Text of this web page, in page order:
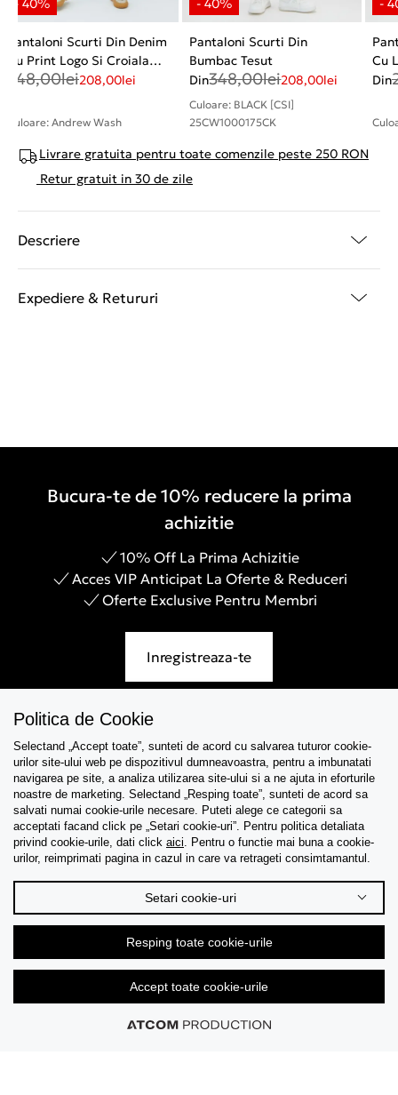
Pantaloni Scurti Din Denim
Cu Print Logo Si Croiala
Regulara
348,00lei208,00lei
Culoare: Andrew Wash
Pantaloni Scurti Din
Bumbac Tesut
Din348,00lei208,00lei
Culoare: BLACK [CSI]
25CW1000175CK
Cu
Din
Livrare gratuita pentru toate comenzile peste 250 RON
Retur gratuit in 30 de zile
Descriere
Expediere & Retururi
Bucura-te de 10% reducere la prima
achizitie
10% Off La Prima Achizitie
Acces VIP Anticipat La Oferte & Reduceri
Oferte Exclusive Pentru Membri
Inregistreaza-te
Asistenta
Colectii
Tips & Guides
Despre noi
Limba
© 2026 CK Stores B.V. Toate drepturile rezervate.
Politica de Cookie
Selectand „Accept toate”, sunteti de acord cu salvarea tuturor cookie-
urilor site-ului web pe dispozitivul dumneavoastra, pentru a imbunatati
navigarea pe site, a analiza utilizarea site-ului si a ne ajuta in eforturile
noastre de marketing. Selectand „Resping toate”, sunteti de acord sa
salvati numai cookie-urile necesare. Puteti alege ce categorii sa
acceptati facand click pe „Setari cookie-uri”. Pentru politica detaliata
privind cookie-urile, dati click aici. Pentru o functie mai buna a cookie-
urilor, reimprimati pagina in cazul in care va retrageti consimtamantul.
Setari cookie-uri
Resping toate cookie-urile
Accept toate cookie-urile